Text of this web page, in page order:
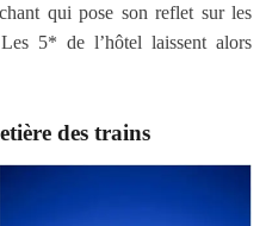
qui pose son reflet sur les
5* de l’hôtel laissent alors
des trains